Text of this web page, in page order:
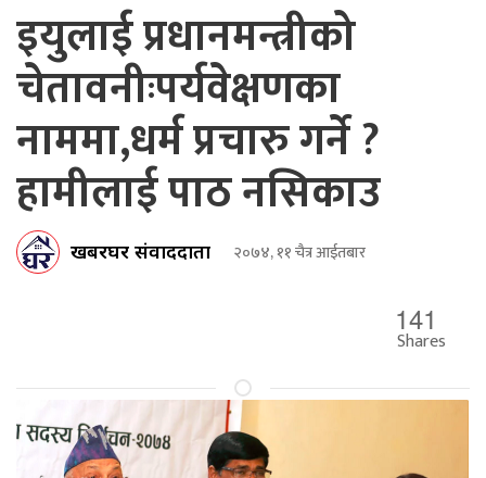
इयुलाई प्रधानमन्त्रीको
चेतावनीःपर्यवेक्षणका
नाममा,धर्म प्रचारु गर्ने ?
हामीलाई पाठ नसिकाउ
खबरघर संवाददाता २०७४, ११ चैत्र आईतबार
141
Shares